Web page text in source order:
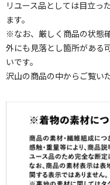
リユース品としては目立っ
ます。
※なお、厳しく商品の状態
外にも見落とし箇所がある
いです。
沢山の商品の中からご覧い